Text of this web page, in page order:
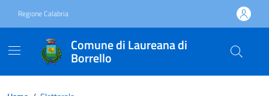
Regione Calabria
Comune di Laureana di
Borrello